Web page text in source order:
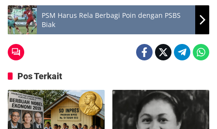
PSM Harus Rela Berbagi Poin dengan PSBS
Biak
Pos Terkait